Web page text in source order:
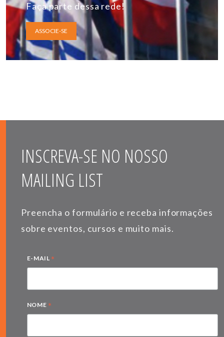
Faça parte dessa rede!
ASSOCIE-SE
INSCREVA-SE NO NOSSO
MAILING LIST
Preencha o formulário e receba informações
sobre eventos, cursos e muito mais.
E-MAIL *
NOME *